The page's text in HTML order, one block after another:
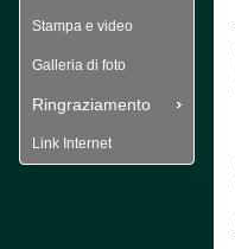
Stampa e video
Galleria di foto
Ringraziamento
Link Internet